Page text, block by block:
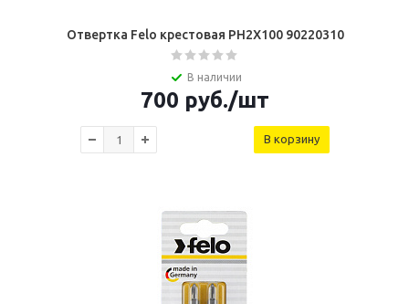
Отвертка Felo крестовая PH2X100 90220310
В наличии
700 руб./шт
В корзину